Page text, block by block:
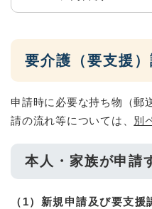
要介護（要支援
申請時に必要な持ち物（郵
請の流れ等については、 別
本人・家族が申請
（1）新規申請及び要支